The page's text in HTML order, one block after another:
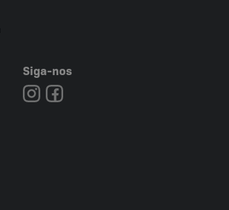
Siga-nos